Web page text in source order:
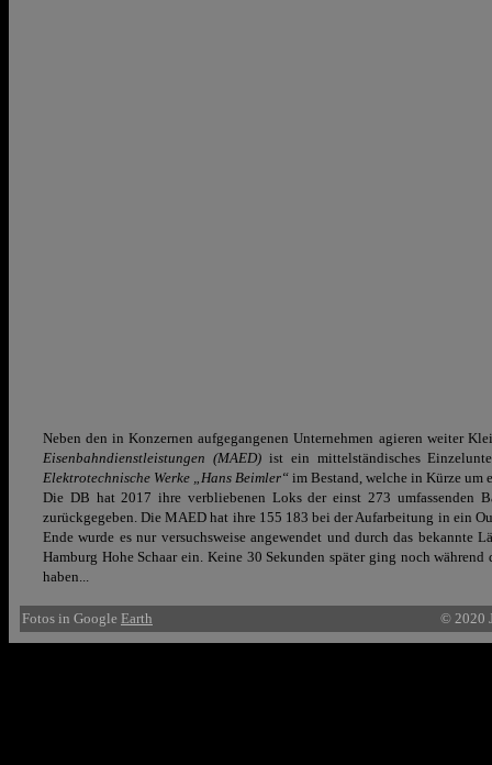
Neben den in Konzernen aufgegangenen Unternehmen agieren weiter
Eisenbahndienstleistungen (MAED)ist ein mittelständisches
Elektrotechnische Werke „Hans Beimler“ im Bestand, welche in Kürze um
Die DB hat 2017 ihre verbliebenen Loks der einst 273 umfassenden
zurückgegeben. Die MAED hat ihre 155 183 bei der Aufarbeitung in ein
Ende wurde es nur versuchsweise angewendet und durch das
Hamburg Hohe Schaar ein. Keine 30 Sekunden später ging noch
haben...
Fotos in Google Earth © 2020